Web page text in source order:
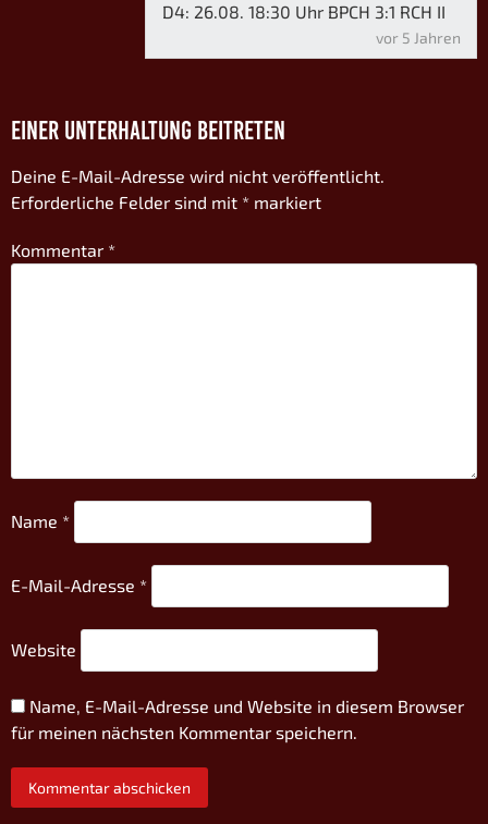
vor 5 Jahren
D4: 26.08. 18:30 Uhr BPCH 3:1 RCH II
EINER UNTERHALTUNG BEITRETEN
Deine E-Mail-Adresse wird nicht veröffentlicht.
Erforderliche Felder sind mit * markiert
Kommentar *
Name *
E-Mail-Adresse *
Website
Name, E-Mail-Adresse und Website in diesem Browser
für meinen nächsten Kommentar speichern.